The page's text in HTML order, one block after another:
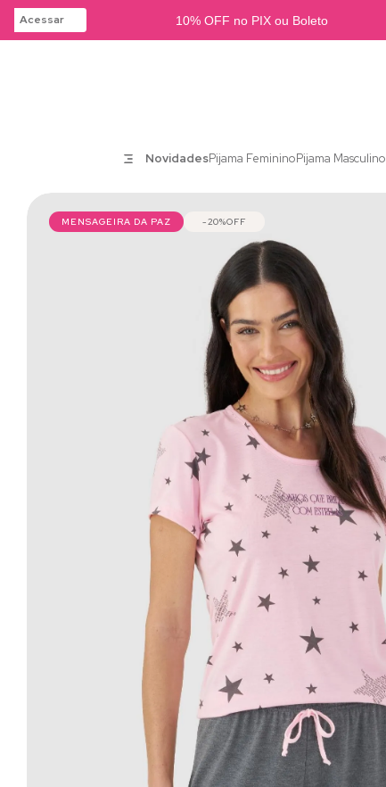
Acessar 10% OFF no PIX ou Boleto
NovidadesPijama FemininoPijama Masculino
MENSAGEIRA DA PAZ 20%OFF